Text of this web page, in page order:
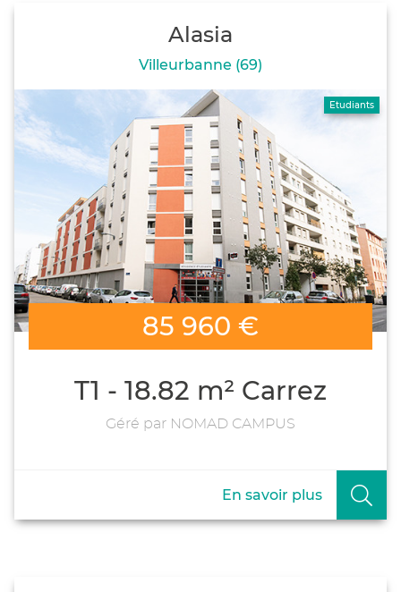
Alasia
Villeurbanne (69)
Etudiants
85 960 €
T1 - 18.82 m² Carrez
Géré par NOMAD CAMPUS
En savoir plus